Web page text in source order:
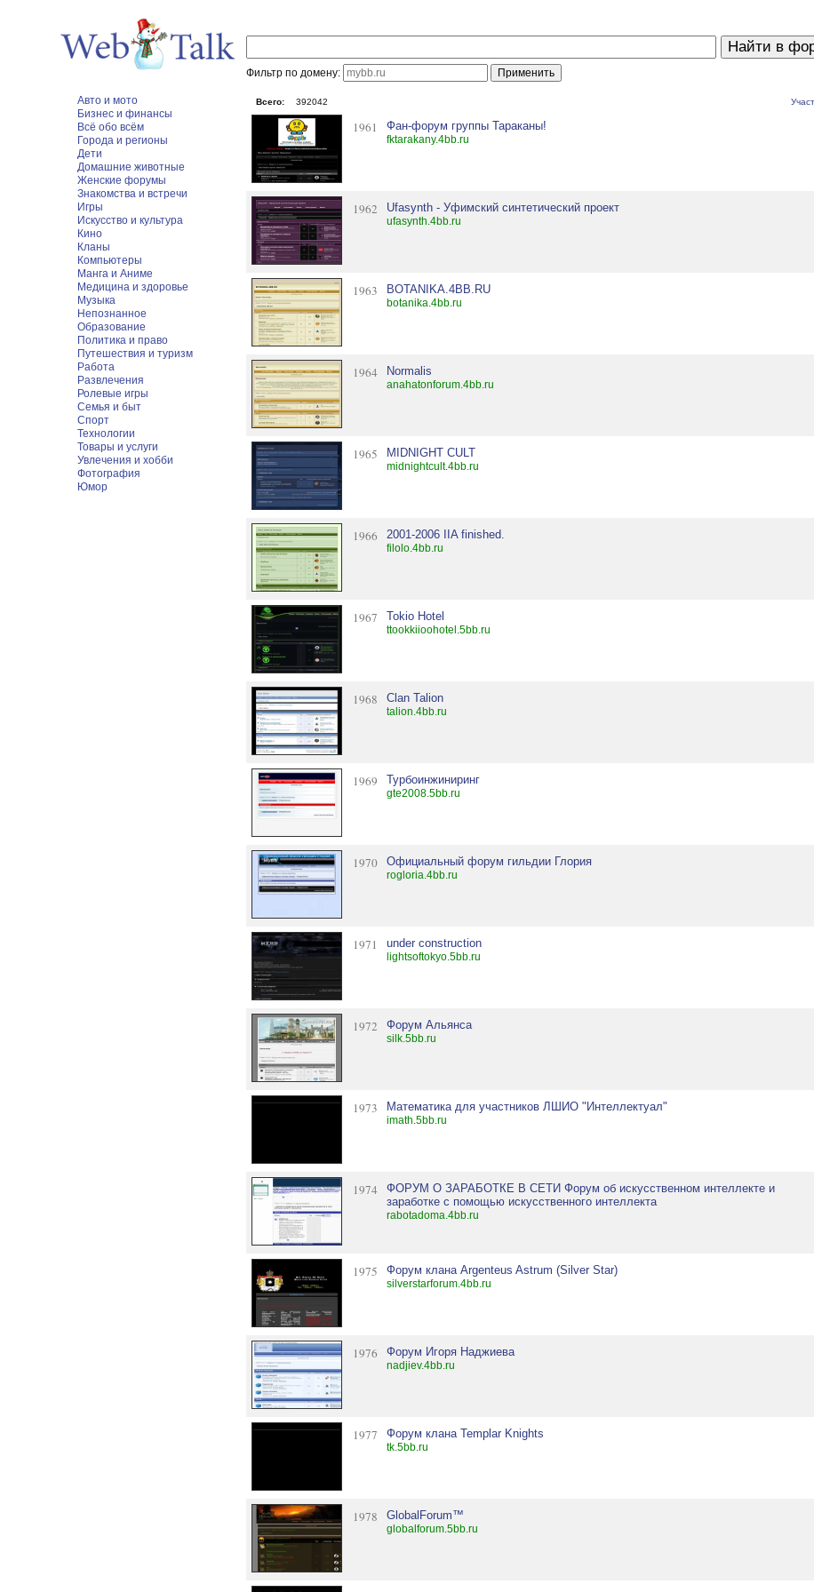
Фильтр по домену:
Авто и мото
Бизнес и финансы
Всё обо всём
Города и регионы
Дети
Домашние животные
Женские форумы
Знакомства и встречи
Игры
Искусство и культура
Кино
Кланы
Компьютеры
Манга и Аниме
Медицина и здоровье
Музыка
Непознанное
Образование
Политика и право
Путешествия и туризм
Работа
Развлечения
Ролевые игры
Семья и быт
Спорт
Технологии
Товары и услуги
Увлечения и хобби
Фотография
Юмор
Всего: 392042
1961 Фан-форум группы Тараканы!
fktarakany.4bb.ru
1962 Ufasynth - Уфимский синтетический проект
ufasynth.4bb.ru
1963 BOTANIKA.4BB.RU
botanika.4bb.ru
1964 Normalis
anahatonforum.4bb.ru
1965 MIDNIGHT CULT
midnightcult.4bb.ru
1966 2001-2006 IIA finished.
filolo.4bb.ru
1967 Tokio Hotel
ttookkiioohotel.5bb.ru
1968 Clan Talion
talion.4bb.ru
1969 Турбоинжиниринг
gte2008.5bb.ru
1970 Официальный форум гильдии Глория
rogloria.4bb.ru
1971 under construction
lightsoftokyo.5bb.ru
1972 Форум Альянса
silk.5bb.ru
1973 Математика для участников ЛШИО "Интеллектуал"
imath.5bb.ru
1974
ФОРУМ О ЗАРАБОТКЕ В СЕТИ Форум об искусственном интеллекте и
заработке с помощью искусственного интеллекта
rabotadoma.4bb.ru
1975 Форум клана Argenteus Astrum (Silver Star)
silverstarforum.4bb.ru
1976 Форум Игоря Наджиева
nadjiev.4bb.ru
1977 Форум клана Templar Knights
tk.5bb.ru
1978 GlobalForum™
globalforum.5bb.ru